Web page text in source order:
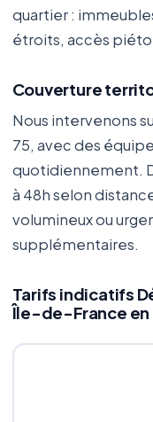
quartier :
étroits, accès
Couverture
Nous intervenons
75, avec des
quotidiennement.
à 48h selon
volumineux ou
supplémentaires.
Tarifs indicatifs
Île-de-France en